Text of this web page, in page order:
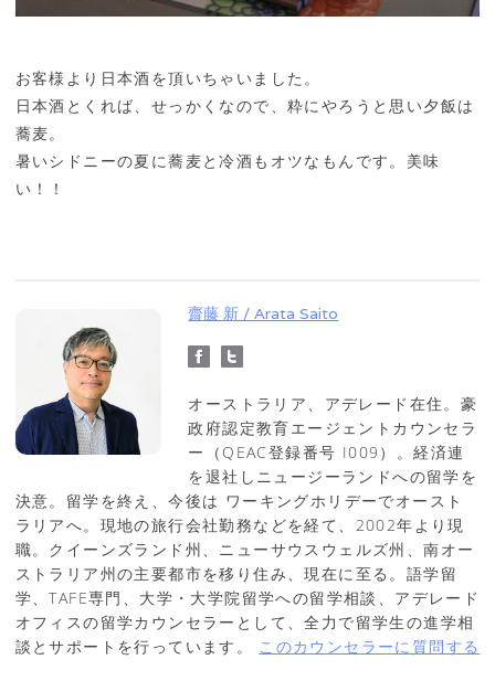
お客様より日本酒を頂いちゃいました。
日本酒とくれば、せっかくなので、粋にやろうと思い夕飯は
蕎麦。
暑いシドニーの夏に蕎麦と冷酒もオツなもんです。美味
い！！
齋藤 新 / Arata Saito
オーストラリア、アデレード在住。豪
政府認定教育エージェントカウンセラ
ー（QEAC登録番号 I009）。経済連
を退社しニュージーランドへの留学を
決意。留学を終え、今後は ワーキングホリデーでオースト
ラリアへ。現地の旅行会社勤務などを経て、2002年より現
職。クイーンズランド州、ニューサウスウェルズ州、南オー
ストラリア州の主要都市を移り住み、現在に至る。語学留
学、TAFE専門、大学・大学院留学への留学相談、アデレード
オフィスの留学カウンセラーとして、全力で留学生の進学相
談とサポートを行っています。
このカウンセラーに質問する